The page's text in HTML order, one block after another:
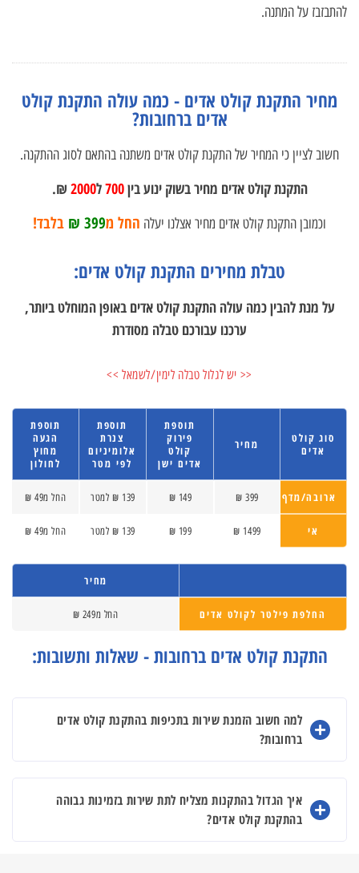
להתבזבז על המתנה.
מחיר התקנת קולט אדים - כמה עולה התקנת קולט
אדים ברחובות?
חשוב לציין כי המחיר של התקנת קולט אדים משתנה בהתאם לסוג ההתקנה.
התקנת קולט אדים מחיר בשוק ינוע בין700ל2000
₪.
וכמובן התקנת קולט אדים מחיר אצלנו יעלה החל מ399 ₪ בלבד!
טבלת מחירים התקנת קולט אדים:
על מנת להבין כמה עולה התקנת קולט אדים באופן המוחלט ביותר,
ערכנו עבורכם טבלה מסודרת
<< יש לגלול טבלה לימין/לשמאל >>
סוג קולט
אדים
מחיר
תוספת
פירוק
קולט
אדים ישן
תוספת
צנרת
אלומיניום
לפי מטר
תוספת
הגעה
מחוץ
לחולון
ארובה/מדף 399 ₪
149 ₪ 139 ₪ למטר החל מ49 ₪
אי 1499 ₪
199 ₪ 139 ₪ למטר החל מ49 ₪
מחיר
החלפת פילטר לקולט אדים החל מ249 ₪
התקנת קולט אדים ברחובות - שאלות ותשובות:
למה חשוב הזמנת שירות בתכיפות בהתקנת קולט אדים
ברחובות?
איך הגדול בהתקנות מצליח לתת שירות בזמינות גבוהה
בהתקנת קולט אדים?